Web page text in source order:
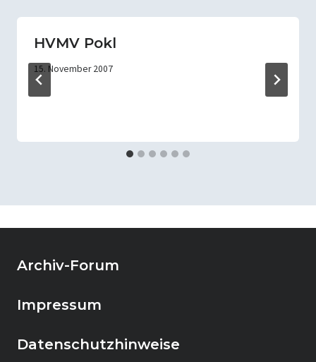
HVMV Pokl
15. November 2007
Archiv-Forum
Impressum
Datenschutzhinweise